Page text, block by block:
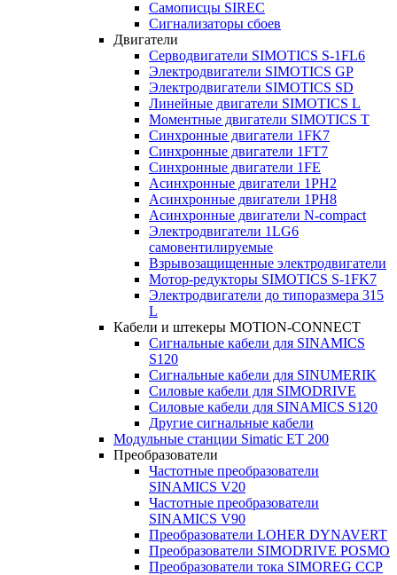
Самописцы SIREC
Сигнализаторы сбоев
Двигатели
Серводвигатели SIMOTICS S-1FL6
Электродвигатели SIMOTICS GP
Электродвигатели SIMOTICS SD
Линейные двигатели SIMOTICS L
Моментные двигатели SIMOTICS T
Синхронные двигатели 1FK7
Синхронные двигатели 1FT7
Синхронные двигатели 1FE
Асинхронные двигатели 1PH2
Асинхронные двигатели 1PH8
Асинхронные двигатели N-compact
Электродвигатели 1LG6
cамовентилируемые
Взрывозащищенные электродвигатели
Мотор-редукторы SIMOTICS S-1FK7
Электродвигатели до типоразмера 315
L
Кабели и штекеры MOTION-CONNECT
Сигнальные кабели для SINAMICS
S120
Сигнальные кабели для SINUMERIK
Силовые кабели для SIMODRIVE
Силовые кабели для SINAMICS S120
Другие сигнальные кабели
Модульные станции Simatic ET 200
Преобразователи
Частотные преобразователи
SINAMICS V20
Частотные преобразователи
SINAMICS V90
Преобразователи LOHER DYNAVERT
Преобразователи SIMODRIVE POSMO
Преобразователи тока SIMOREG CCP